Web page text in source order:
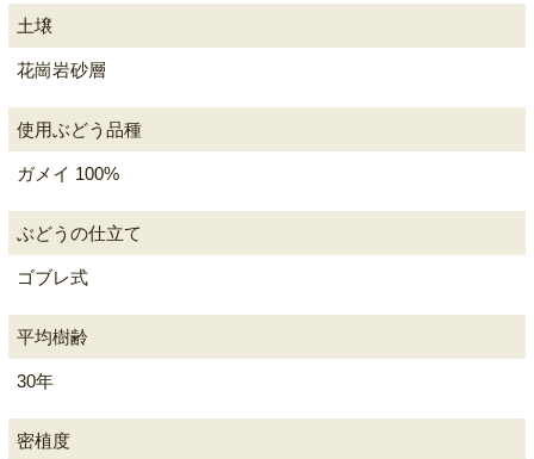
土壌
花崗岩砂層
使用ぶどう品種
ガメイ 100%
ぶどうの仕立て
ゴブレ式
平均樹齢
30年
密植度